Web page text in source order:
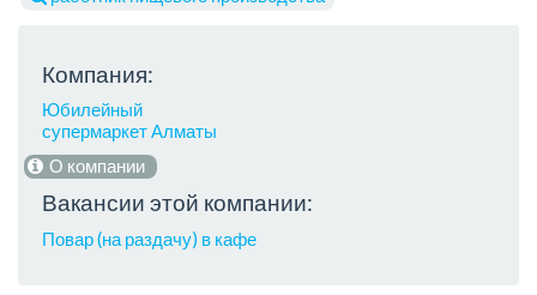
Компания:
Юбилейный
супермаркет Алматы
О компании
Вакансии этой компании:
Повар (на раздачу) в кафе